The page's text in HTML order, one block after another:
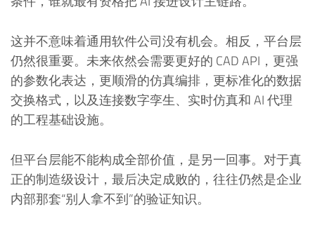
这并不意味着通用软件公司没有机会。相反，平台层
仍然很重要。未来依然会需要更好的 CAD API，更强
的参数化表达，更顺滑的仿真编排，更标准化的数据
交换格式，以及连接数字孪生、实时仿真和 AI 代理
的工程基础设施。
但平台层能不能构成全部价值，是另一回事。对于真
正的制造级设计，最后决定成败的，往往仍然是企业
内部那套“别人拿不到”的验证知识。